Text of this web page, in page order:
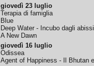
giovedì 23 luglio
Terapia di famiglia
Blue
Deep Water - Incubo dagli abissi
A New Dawn
giovedì 16 luglio
Odissea
Agent of Happiness - Il Bhutan